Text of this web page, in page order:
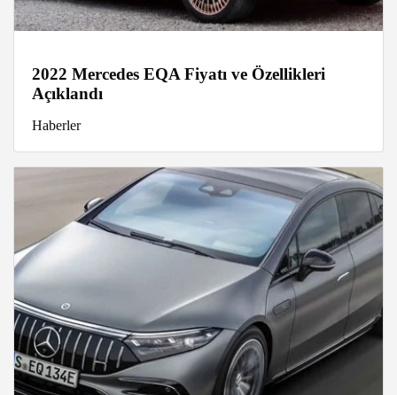
2022 Mercedes EQA Fiyatı ve Özellikleri
Açıklandı
Haberler